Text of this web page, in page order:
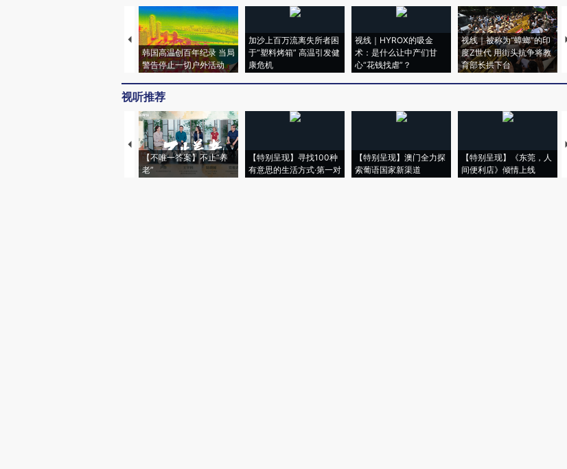
韩国高温创百年纪录 当局
警告停止一切户外活动
加沙上百万流离失所者困
于“塑料烤箱” 高温引发健
康危机
视线｜HYROX的吸金
术：是什么让中产们甘
心“花钱找虐”？
视线｜被称为“蟑螂”的印
度Z世代 用街头抗争将教
育部长拱下台
视听推荐
【不唯一答案】不止“养
老”
【特别呈现】寻找100种
有意思的生活方式·第一对
【特别呈现】澳门全力探
索葡语国家新渠道
【特别呈现】《东莞，人
间便利店》倾情上线